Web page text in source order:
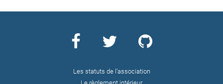
Les statuts de l’association